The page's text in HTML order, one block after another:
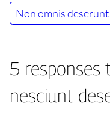
Non omnis deserunt
5 responses
nesciunt